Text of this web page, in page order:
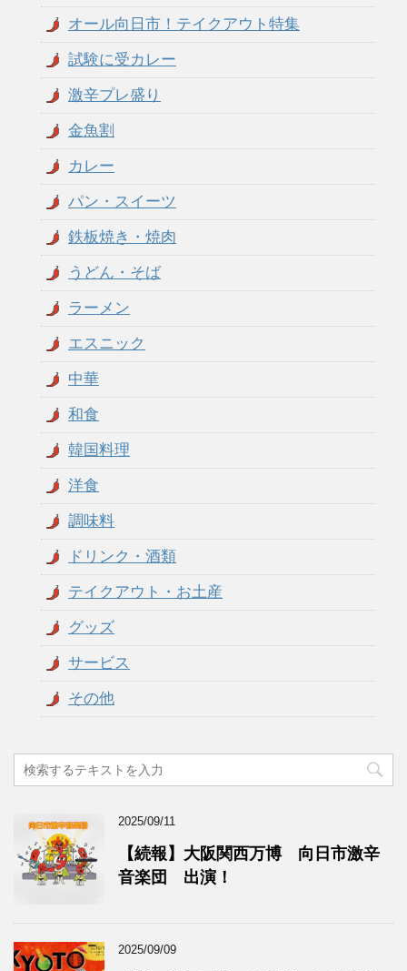
オール向日市！テイクアウト特集
試験に受カレー
激辛プレ盛り
金魚割
カレー
パン・スイーツ
鉄板焼き・焼肉
うどん・そば
ラーメン
エスニック
中華
和食
韓国料理
洋食
調味料
ドリンク・酒類
テイクアウト・お土産
グッズ
サービス
その他
2025/09/11
【続報】大阪関西万博 向日市激辛
音楽団 出演！
2025/09/09